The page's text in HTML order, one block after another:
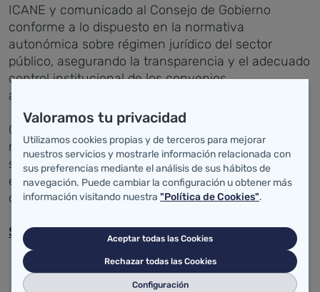
ICANE y comunicado al Consejo de Gobierno
conforme a lo dispuesto en la normativa
autonómica sobre régimen jurídico del sector
público, asegurando la transparencia y el adecuado
control institucional de los convenios
administrativos.
Con esta actuación, el Gobierno de Cantabria
reafirma su compromiso con el fortalecimiento del
sistema estadístico autonómico como herramienta
esencial para el diseño, seguimiento y evaluación
de las políticas públicas.
Salud
El Consejo de Gobierno ha autorizado la
celebración de un acuerdo marco para el
Valoramos tu privacidad
Utilizamos cookies propias y de terceros para mejorar
nuestros servicios y mostrarle información relacionada con
sus preferencias mediante el análisis de sus hábitos de
navegación. Puede cambiar la configuración u obtener más
información visitando nuestra "Política de Cookies".
Aceptar todas las Cookies
Rechazar todas las Cookies
Configuración